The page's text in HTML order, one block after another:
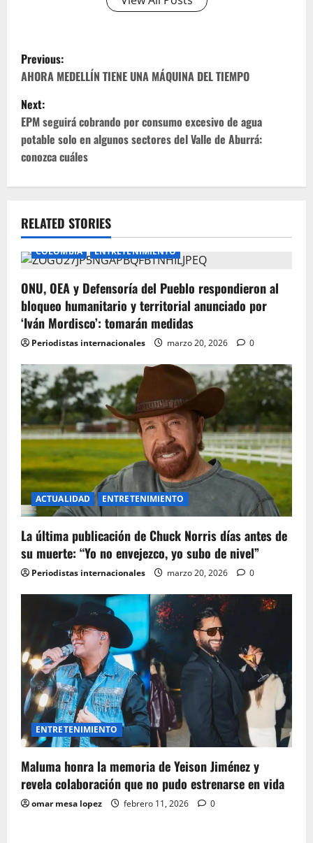
P
o
s
t
n
v
i
g
a
t
i
o
n
Previous:
AHORA MEDELLÍN TIENE UNA MÁQUINA DEL TIEMPO
Next:
EPM seguirá cobrando por consumo excesivo de agua
potable solo en algunos sectores del Valle de Aburrá:
conozca cuáles
RELATED STORIES
COLOMBIA ENTRETENIMIENTO
ONU, OEA y Defensoría del Pueblo respondieron al
bloqueo humanitario y territorial anunciado por
‘Iván Mordisco’: tomarán medidas
Periodistas internacionales marzo 20, 2026 0
ACTUALIDAD ENTRETENIMIENTO
La última publicación de Chuck Norris días antes de
su muerte: “Yo no envejezco, yo subo de nivel”
Periodistas internacionales marzo 20, 2026 0
ENTRETENIMIENTO
Maluma honra la memoria de Yeison Jiménez y
revela colaboración que no pudo estrenarse en vida
omar mesa lopez febrero 11, 2026 0